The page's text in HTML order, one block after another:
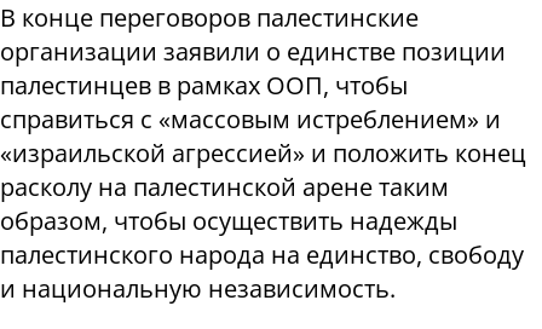
В конце переговоров палестинские
организации заявили о единстве позиции
палестинцев в рамках ООП, чтобы
справиться с «массовым истреблением» и
«израильской агрессией» и положить конец
расколу на палестинской арене таким
образом, чтобы осуществить надежды
палестинского народа на единство, свободу
и национальную независимость.